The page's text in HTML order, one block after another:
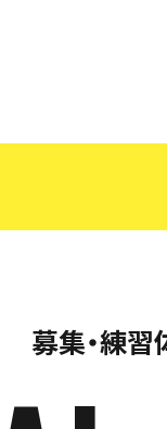
募集・練習